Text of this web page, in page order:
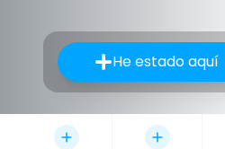
He estado aquí